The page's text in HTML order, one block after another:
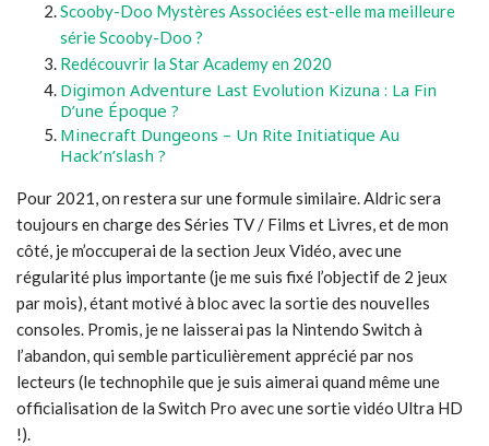
Scooby-Doo Mystères Associées est-elle ma meilleure
série Scooby-Doo ?
Redécouvrir la Star Academy en 2020
Digimon Adventure Last Evolution Kizuna : La Fin
D’une Époque ?
Minecraft Dungeons – Un Rite Initiatique Au
Hack’n’slash ?
Pour 2021, on restera sur une formule similaire. Aldric sera
toujours en charge des Séries TV / Films et Livres, et de mon
côté, je m’occuperai de la section Jeux Vidéo, avec une
régularité plus importante (je me suis fixé l’objectif de 2 jeux
par mois), étant motivé à bloc avec la sortie des nouvelles
consoles. Promis, je ne laisserai pas la Nintendo Switch à
l’abandon, qui semble particulièrement apprécié par nos
lecteurs (le technophile que je suis aimerai quand même une
officialisation de la Switch Pro avec une sortie vidéo Ultra HD
!).